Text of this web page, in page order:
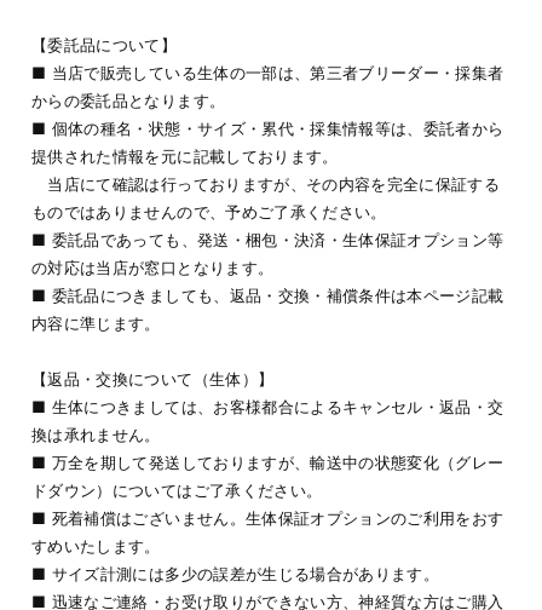
【委託品について】
■ 当店で販売している生体の一部は、第三者ブリーダー・採集者
からの委託品となります。
■ 個体の種名・状態・サイズ・累代・採集情報等は、委託者から
提供された情報を元に記載しております。
当店にて確認は行っておりますが、その内容を完全に保証する
ものではありませんので、予めご了承ください。
■ 委託品であっても、発送・梱包・決済・生体保証オプション等
の対応は当店が窓口となります。
■ 委託品につきましても、返品・交換・補償条件は本ページ記載
内容に準じます。
【返品・交換について（生体）】
■ 生体につきましては、お客様都合によるキャンセル・返品・交
換は承れません。
■ 万全を期して発送しておりますが、輸送中の状態変化（グレー
ドダウン）についてはご了承ください。
■ 死着補償はございません。生体保証オプションのご利用をおす
すめいたします。
■ サイズ計測には多少の誤差が生じる場合があります。
■ 迅速なご連絡・お受け取りができない方、神経質な方はご購入